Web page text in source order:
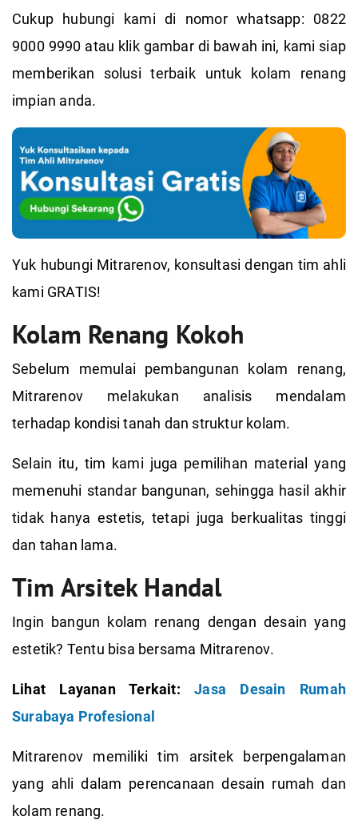
Cukup hubungi kami di nomor whatsapp: 0822
9000 9990 atau klik gambar di bawah ini, kami siap
memberikan solusi terbaik untuk kolam renang
impian anda.
Yuk hubungi Mitrarenov, konsultasi dengan tim ahli
kami GRATIS!
Kolam Renang Kokoh
Sebelum memulai pembangunan kolam renang,
Mitrarenov melakukan analisis mendalam
terhadap kondisi tanah dan struktur kolam.
Selain itu, tim kami juga pemilihan material yang
memenuhi standar bangunan, sehingga hasil akhir
tidak hanya estetis, tetapi juga berkualitas tinggi
dan tahan lama.
Tim Arsitek Handal
Ingin bangun kolam renang dengan desain yang
estetik? Tentu bisa bersama Mitrarenov.
Lihat Layanan Terkait:Jasa Desain Rumah
Surabaya Profesional
Mitrarenov memiliki tim arsitek berpengalaman
yang ahli dalam perencanaan desain rumah dan
kolam renang.